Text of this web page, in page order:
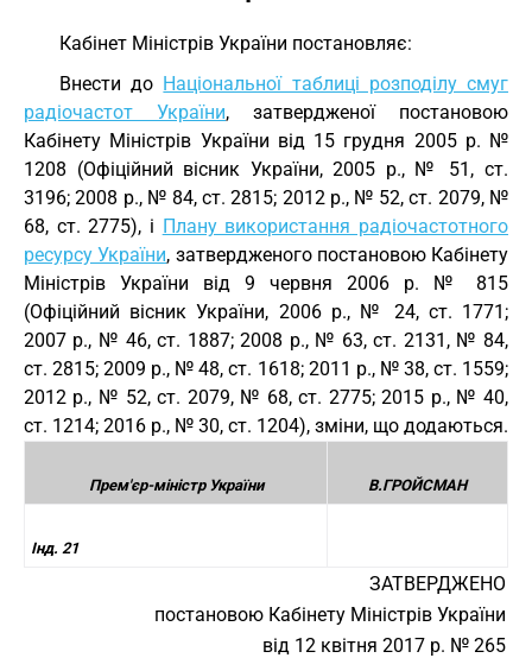
Кабінет Міністрів України постановляє:
Внести до Національної таблиці розподілу смуг
радіочастот України, затвердженої постановою
Кабінету Міністрів України від 15 грудня 2005 р. №
1208 (Офіційний вісник України, 2005 р., № 51, ст.
3196; 2008 р., № 84, ст. 2815; 2012 р., № 52, ст. 2079, №
68, ст. 2775), і Плану використання радіочастотного
ресурсу України, затвердженого постановою Кабінету
Міністрів України від 9 червня 2006 р. № 815
(Офіційний вісник України, 2006 р., № 24, ст. 1771;
2007 р., № 46, ст. 1887; 2008 р., № 63, ст. 2131, № 84,
ст. 2815; 2009 р., № 48, ст. 1618; 2011 р., № 38, ст. 1559;
2012 р., № 52, ст. 2079, № 68, ст. 2775; 2015 р., № 40,
ст. 1214; 2016 р., № 30, ст. 1204), зміни, що додаються.
Прем'єр-міністр України В.ГРОЙСМАН
Інд. 21
ЗАТВЕРДЖЕНО
постановою Кабінету Міністрів України
від 12 квітня 2017 р. № 265